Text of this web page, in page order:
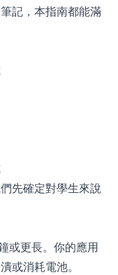
記，本指南都能滿
先確定對學生來說
或更長。你的應用
或消耗電池。